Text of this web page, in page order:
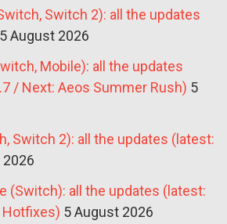
Switch 2): all the updates
5 August 2026
Mobile): all the updates
/ Next: Aeos Summer Rush) 5
Switch 2): all the updates (latest:
(Switch): all the updates (latest:
Hotfixes) 5 August 2026